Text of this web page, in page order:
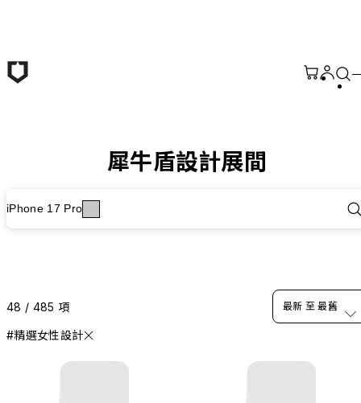
犀牛盾設計展間
iPhone 17 Pro
48 / 485 項
#精選女性設計
最新 至 最舊